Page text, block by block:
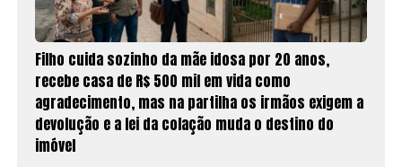
Filho cuida sozinho da mãe idosa por 20 anos,
recebe casa de R$ 500 mil em vida como
agradecimento, mas na partilha os irmãos exigem a
devolução e a lei da colação muda o destino do
imóvel